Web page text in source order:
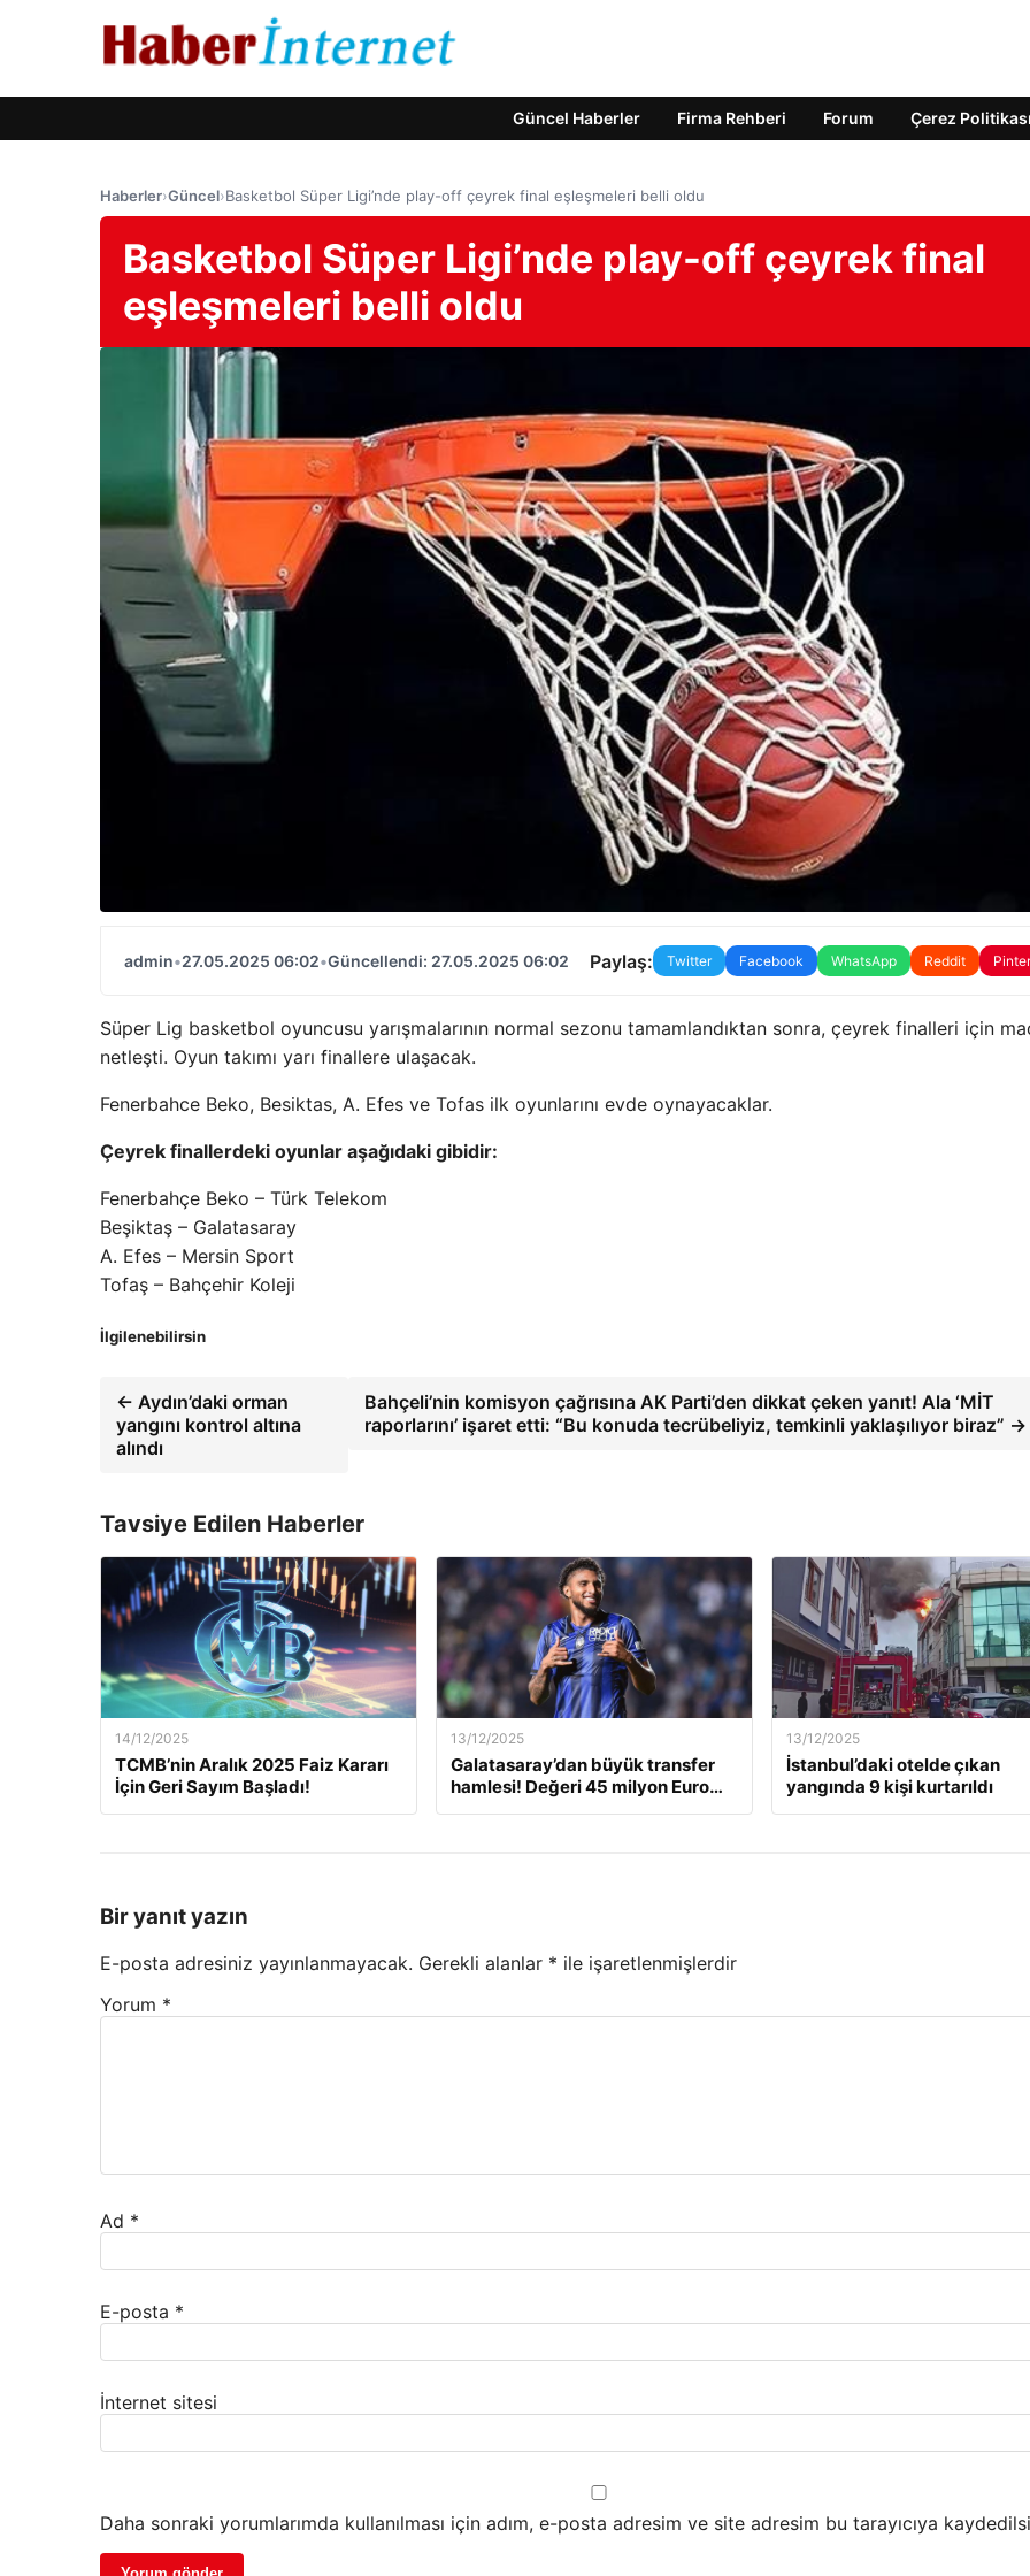
Güncel Haberler Firma Rehberi Forum Çerez Politikası
Haberler›Güncel›Basketbol Süper Ligi’nde play-off çeyrek final eşleşmeleri belli oldu
Basketbol Süper Ligi’nde play-off çeyrek final
eşleşmeleri belli oldu
admin•27.05.2025 06:02•Güncellendi: 27.05.2025 06:02 Paylaş: Twitter Facebook WhatsApp Reddit
Süper Lig basketbol oyuncusu yarışmalarının normal sezonu tamamlandıktan sonra, çeyrek finalleri için
netleşti. Oyun takımı yarı finallere ulaşacak.
Fenerbahce Beko, Besiktas, A. Efes ve Tofas ilk oyunlarını evde oynayacaklar.
Çeyrek finallerdeki oyunlar aşağıdaki gibidir:
Fenerbahçe Beko – Türk Telekom
Beşiktaş – Galatasaray
A. Efes – Mersin Sport
Tofaş – Bahçehir Koleji
İlgilenebilirsin
← Aydın’daki orman
yangını kontrol altına
alındı
Bahçeli’nin komisyon çağrısına AK Parti’den dikkat çeken yanıt! Ala ‘MİT
raporlarını’ işaret etti: “Bu konuda tecrübeliyiz, temkinli yaklaşılıyor biraz” →
Tavsiye Edilen Haberler
14/12/2025
TCMB’nin Aralık 2025 Faiz Kararı
İçin Geri Sayım Başladı!
13/12/2025
Galatasaray’dan büyük transfer
hamlesi! Değeri 45 milyon Euro…
13/12/2025
İstanbul’daki otelde çıkan
yangında 9 kişi kurtarıldı
Bir yanıt yazın
E-posta adresiniz yayınlanmayacak. Gerekli alanlar * ile işaretlenmişlerdir
Yorum *
Ad *
E-posta *
İnternet sitesi
Daha sonraki yorumlarımda kullanılması için adım, e-posta adresim ve site adresim bu tarayıcıya